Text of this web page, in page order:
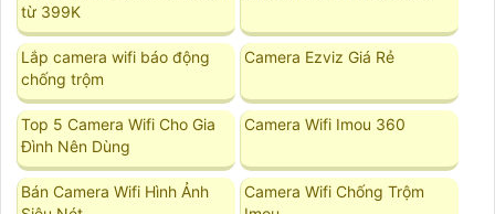
từ 399K
Lắp camera wifi báo động
chống trộm
Camera Ezviz Giá Rẻ
Top 5 Camera Wifi Cho Gia
Đình Nên Dùng
Camera Wifi Imou 360
Bán Camera Wifi Hình Ảnh
Camera Wifi Chống Trộm